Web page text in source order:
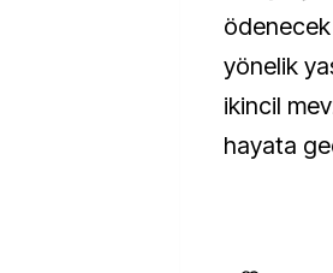
yönelik
ikincil
hayata